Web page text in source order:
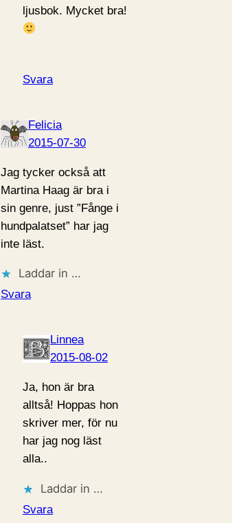
ljusbok. Mycket bra!
Svara
Felicia
2015-07-30
Jag tycker också att
Martina Haag är bra i
sin genre, just ”Fånge i
hundpalatset” har jag
inte läst.
Laddar in …
Svara
Linnea
2015-08-02
Ja, hon är bra
alltså! Hoppas hon
skriver mer, för nu
har jag nog läst
alla..
Laddar in …
Svara